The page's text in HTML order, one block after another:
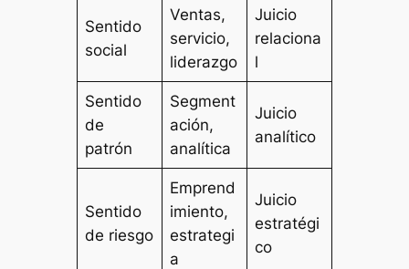
Sentido
social
Ventas,
servicio,
liderazgo
Juicio
relaciona
l
Sentido
de
patrón
Segment
ación,
analítica
Juicio
analítico
Sentido
de riesgo
Emprend
imiento,
estrategi
a
Juicio
estratégi
co